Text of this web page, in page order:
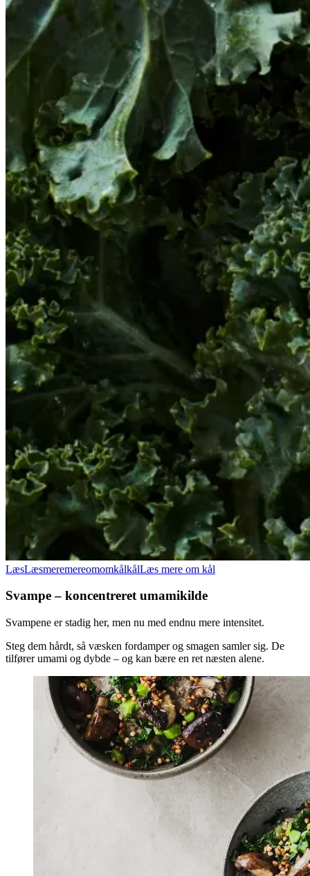
LæsLæsmeremereomomkålkålLæs mere om kål
Svampe – koncentreret umamikilde
Svampene er stadig her, men nu med endnu mere intensitet.
Steg dem hårdt, så væsken fordamper og smagen samler sig. De
tilfører umami og dybde – og kan bære en ret næsten alene.